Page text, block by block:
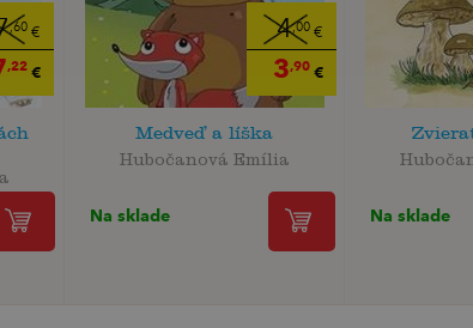
,60 €
,22 €
4,00 €
3,90 €
Medveď a líška
Hubočanová Emília
Na sklade Na sklade